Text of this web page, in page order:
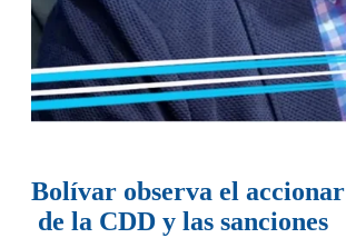
Bolívar observa el accionar
de la CDD y las sanciones